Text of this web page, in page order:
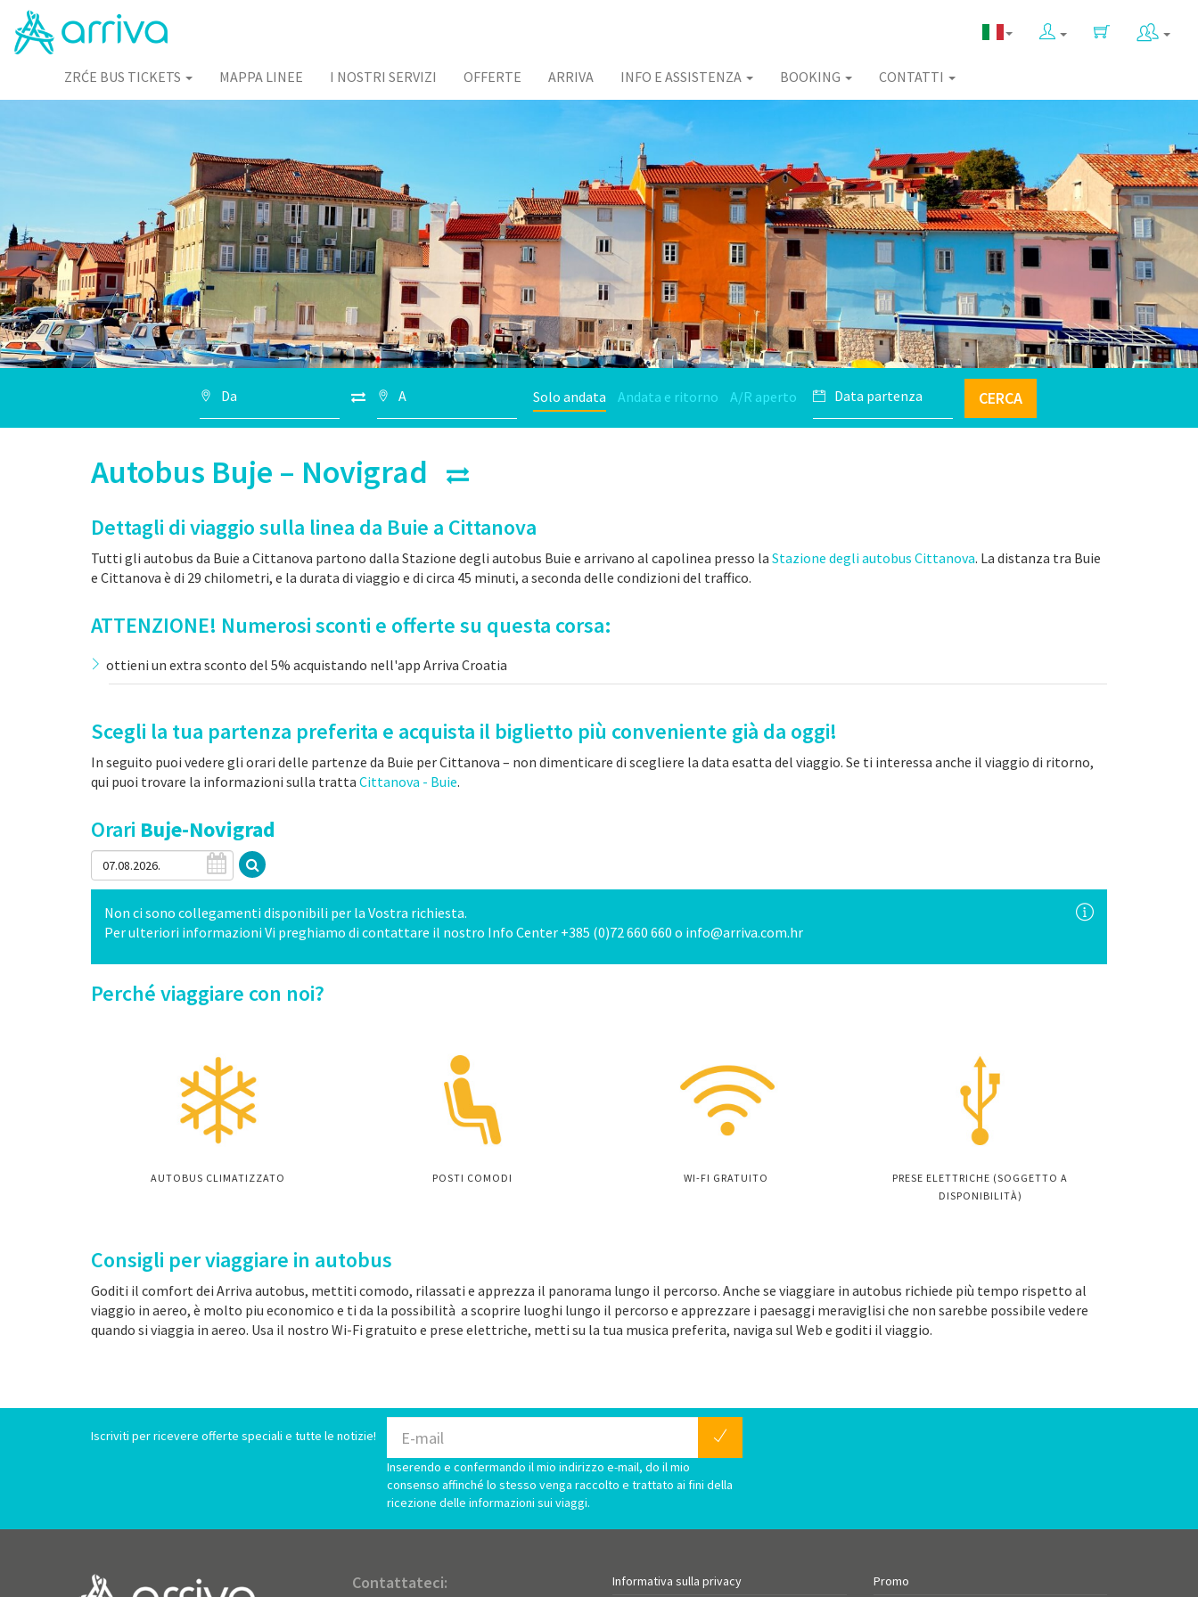
ZRĆE BUS TICKETS MAPPA LINEE I NOSTRI SERVIZI OFFERTE ARRIVA INFO E ASSISTENZA BOOKING CONTATTI
Solo andata Andata e ritorno A/R aperto CERCA
Autobus Buje – Novigrad
Dettagli di viaggio sulla linea da Buie a Cittanova
Tutti gli autobus da Buie a Cittanova partono dalla Stazione degli autobus Buie e arrivano al capolinea presso la Stazione degli autobus Cittanova. La distanza tra Buie
e Cittanova è di 29 chilometri, e la durata di viaggio e di circa 45 minuti, a seconda delle condizioni del traffico.
ATTENZIONE! Numerosi sconti e offerte su questa corsa:
ottieni un extra sconto del 5% acquistando nell'app Arriva Croatia
Scegli la tua partenza preferita e acquista il biglietto più conveniente già da oggi!
In seguito puoi vedere gli orari delle partenze da Buie per Cittanova – non dimenticare di scegliere la data esatta del viaggio. Se ti interessa anche il viaggio di ritorno,
qui puoi trovare la informazioni sulla tratta Cittanova - Buie.
Orari Buje-Novigrad
Non ci sono collegamenti disponibili per la Vostra richiesta.
Per ulteriori informazioni Vi preghiamo di contattare il nostro Info Center +385 (0)72 660 660 o info@arriva.com.hr
Perché viaggiare con noi?
AUTOBUS CLIMATIZZATO POSTI COMODI WI-FI GRATUITO
PRESE ELETTRICHE (SOGGETTO A
DISPONIBILITÀ)
Consigli per viaggiare in autobus
Goditi il comfort dei Arriva autobus, mettiti comodo, rilassati e apprezza il panorama lungo il percorso. Anche se viaggiare in autobus richiede più tempo rispetto al
viaggio in aereo, è molto piu economico e ti da la possibilità a scoprire luoghi lungo il percorso e apprezzare i paesaggi meraviglisi che non sarebbe possibile vedere
quando si viaggia in aereo. Usa il nostro Wi-Fi gratuito e prese elettriche, metti su la tua musica preferita, naviga sul Web e goditi il viaggio.
Iscriviti per ricevere offerte speciali e tutte le notizie!
Inserendo e confermando il mio indirizzo e-mail, do il mio
consenso affinché lo stesso venga raccolto e trattato ai fini della
ricezione delle informazioni sui viaggi.
Contattateci: Informativa sulla privacy Promo